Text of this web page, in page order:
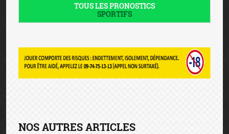
TOUS LES PRONOSTICS
SPORTIFS
NOS AUTRES ARTICLES